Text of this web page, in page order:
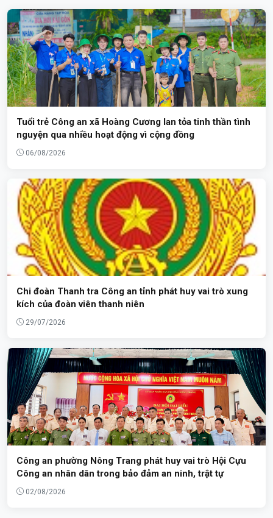
Tuổi trẻ Công an xã Hoàng Cương lan tỏa tinh thần tình
nguyện qua nhiều hoạt động vì cộng đồng
06/08/2026
Chi đoàn Thanh tra Công an tỉnh phát huy vai trò xung
kích của đoàn viên thanh niên
29/07/2026
Công an phường Nông Trang phát huy vai trò Hội Cựu
Công an nhân dân trong bảo đảm an ninh, trật tự
02/08/2026